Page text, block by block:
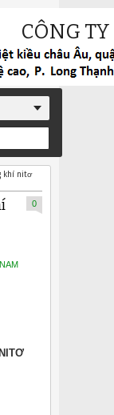
CÔNG
khí nitơ
0